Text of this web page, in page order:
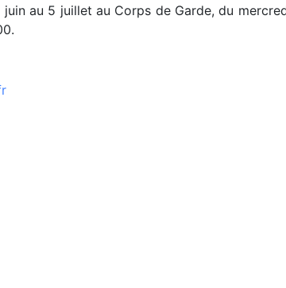
juin au 5 juillet au Corps de Garde, du